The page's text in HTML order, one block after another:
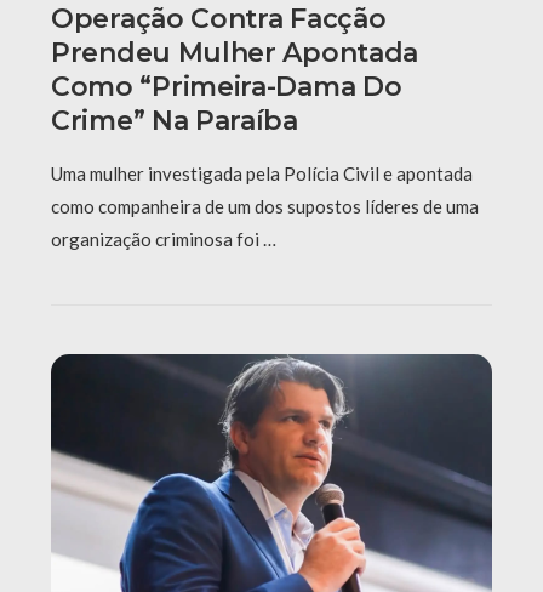
Operação Contra Facção
Prendeu Mulher Apontada
Como “primeira-Dama Do
Crime” Na Paraíba
Uma mulher investigada pela Polícia Civil e apontada
como companheira de um dos supostos líderes de uma
organização criminosa foi …